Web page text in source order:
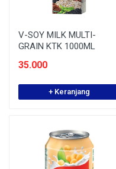
V-SOY MILK MULTI-
GRAIN KTK 1000ML
35.000
+ Keranjang